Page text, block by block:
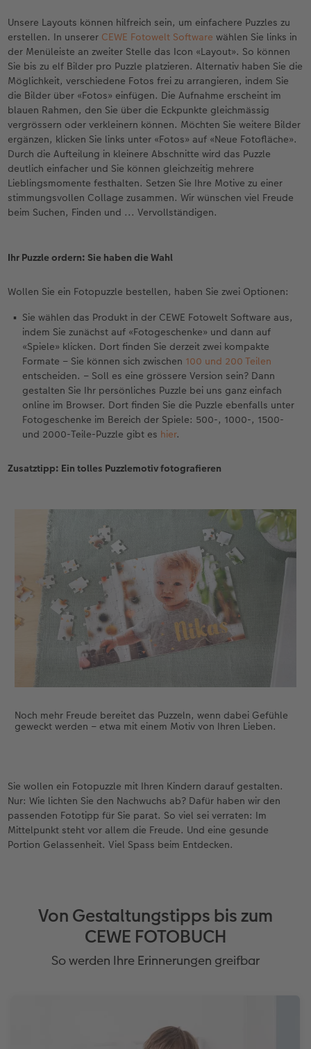
Unsere Layouts können hilfreich sein, um einfachere Puzzles zu
erstellen. In unserer CEWE Fotowelt Software wählen Sie links in
der Menüleiste an zweiter Stelle das Icon «Layout». So können
Sie bis zu elf Bilder pro Puzzle platzieren. Alternativ haben Sie die
Möglichkeit, verschiedene Fotos frei zu arrangieren, indem Sie
die Bilder über «Fotos» einfügen. Die Aufnahme erscheint im
blauen Rahmen, den Sie über die Eckpunkte gleichmässig
vergrössern oder verkleinern können. Möchten Sie weitere Bilder
ergänzen, klicken Sie links unter «Fotos» auf «Neue Fotofläche».
Durch die Aufteilung in kleinere Abschnitte wird das Puzzle
deutlich einfacher und Sie können gleichzeitig mehrere
Lieblingsmomente festhalten. Setzen Sie Ihre Motive zu einer
stimmungsvollen Collage zusammen. Wir wünschen viel Freude
beim Suchen, Finden und ... Vervollständigen.
Ihr Puzzle ordern: Sie haben die Wahl
Wollen Sie ein Fotopuzzle bestellen, haben Sie zwei Optionen:
Sie wählen das Produkt in der CEWE Fotowelt Software aus,
indem Sie zunächst auf «Fotogeschenke» und dann auf
«Spiele» klicken. Dort finden Sie derzeit zwei kompakte
Formate – Sie können sich zwischen 100 und 200 Teilen
entscheiden. – Soll es eine grössere Version sein? Dann
gestalten Sie Ihr persönliches Puzzle bei uns ganz einfach
online im Browser. Dort finden Sie die Puzzle ebenfalls unter
Fotogeschenke im Bereich der Spiele: 500-, 1000-, 1500-
und 2000-Teile-Puzzle gibt es hier.
Zusatztipp: Ein tolles Puzzlemotiv fotografieren
Noch mehr Freude bereitet das Puzzeln, wenn dabei Gefühle
geweckt werden – etwa mit einem Motiv von Ihren Lieben.
Sie wollen ein Fotopuzzle mit Ihren Kindern darauf gestalten.
Nur: Wie lichten Sie den Nachwuchs ab? Dafür haben wir den
passenden Fototipp für Sie parat. So viel sei verraten: Im
Mittelpunkt steht vor allem die Freude. Und eine gesunde
Portion Gelassenheit. Viel Spass beim Entdecken.
Von Gestaltungstipps bis zum
CEWE FOTOBUCH
So werden Ihre Erinnerungen greifbar